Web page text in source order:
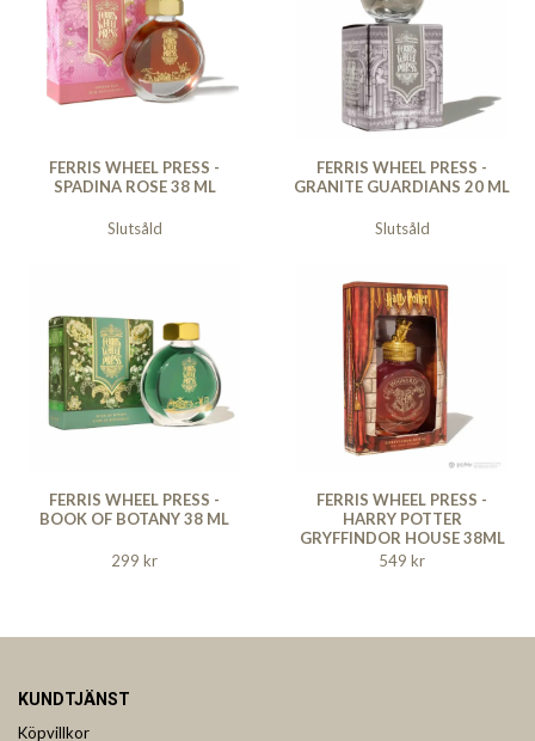
FERRIS WHEEL PRESS -
SPADINA ROSE 38 ML
Slutsåld
FERRIS WHEEL PRESS -
GRANITE GUARDIANS 20 ML
Slutsåld
FERRIS WHEEL PRESS -
BOOK OF BOTANY 38 ML
299 kr
FERRIS WHEEL PRESS -
HARRY POTTER
GRYFFINDOR HOUSE 38ML
549 kr
KUNDTJÄNST
Köpvillkor